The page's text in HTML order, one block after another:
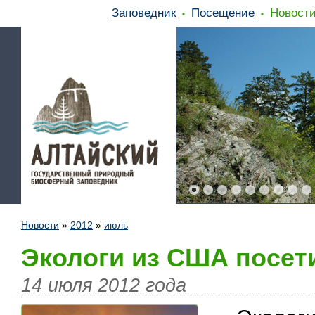
Заповедник Посещение
Новости » 2012 » июль
Экологи из США
14 июля 2012 года